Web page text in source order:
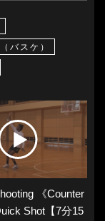
バスケ）
《Counter
Shot【7分15